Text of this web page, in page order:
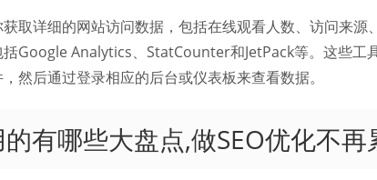
取详细的网站访问数据，包括在线观看人数、访问来源
Google Analytics、StatCounter和JetPack等。这些工
然后通过登录相应的后台或仪表板来查看数据。
有哪些大盘点,做SEO优化不再